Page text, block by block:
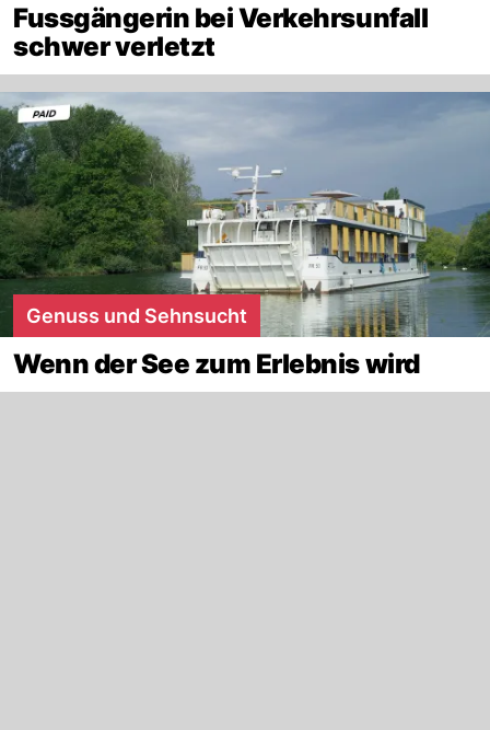
Fussgängerin bei Verkehrsunfall
schwer verletzt
Genuss und Sehnsucht
Wenn der See zum Erlebnis wird